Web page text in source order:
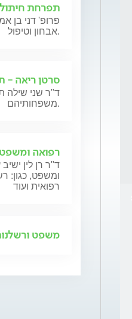
תפרחת
פרופ' דני בן
אבחון וטיפול.
סרטן ריאה -
ד"ר שני שילה
משפחותיהם.
רפואה ומשפט
ד"ר רן לין
ומשפט, כגון:
רפואית ועוד
משפט